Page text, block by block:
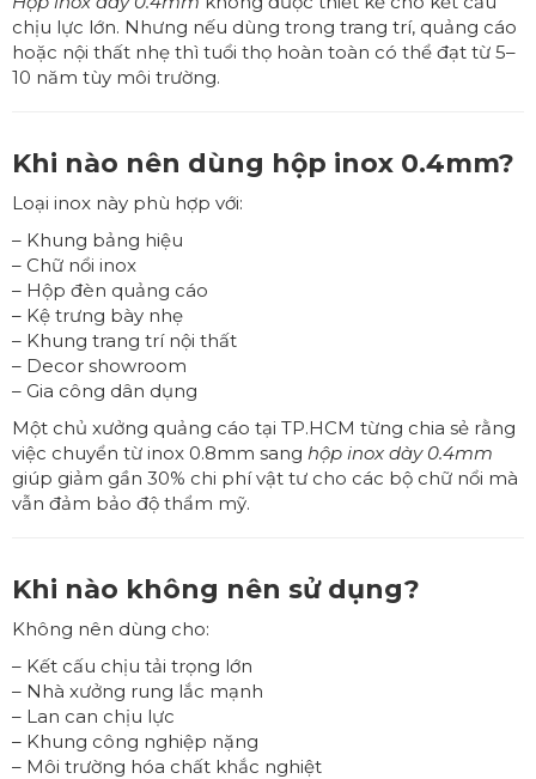
chịu lực lớn. Nhưng nếu dùng trong trang trí, quảng cáo
hoặc nội thất nhẹ thì tuổi thọ hoàn toàn có thể đạt từ 5–
10 năm tùy môi trường.
Khi nào nên dùng hộp inox 0.4mm?
Loại inox này phù hợp với:
– Khung bảng hiệu
– Chữ nổi inox
– Hộp đèn quảng cáo
– Kệ trưng bày nhẹ
– Khung trang trí nội thất
– Decor showroom
– Gia công dân dụng
Một chủ xưởng quảng cáo tại TP.HCM từng chia sẻ rằng
việc chuyển từ inox 0.8mm sang hộp inox dày 0.4mm
giúp giảm gần 30% chi phí vật tư cho các bộ chữ nổi mà
vẫn đảm bảo độ thẩm mỹ.
Khi nào không nên sử dụng?
Không nên dùng cho:
– Kết cấu chịu tải trọng lớn
– Nhà xưởng rung lắc mạnh
– Lan can chịu lực
– Khung công nghiệp nặng
– Môi trường hóa chất khắc nghiệt